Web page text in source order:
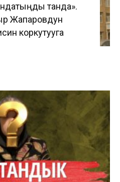
танда».
Жапаровдун
коркутууга